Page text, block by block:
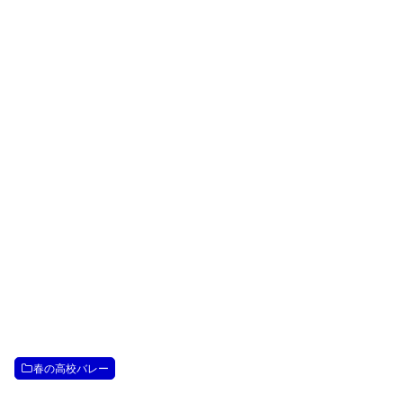
春の高校バレー